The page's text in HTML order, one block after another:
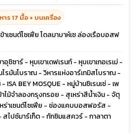
าร 17 มื้อ + บนเครื่อง
าเซนต์โซเฟีย โดลมาบาห์เซ ล่องเรือบอสฟ
ชิซาร์ - หุบเขาเดฟเรนท์ - หุบเขาเกอเรเม่ -
รมันโบราณ - วิหารแห่งอาร์เทมิสโบราณ -
BEY MOSQUE - หมู่บ้านซิเรนเซ่ - เพ
ไม้จำลองกรุงทรอย - สุเหร่าสีน้ำเงิน - จัตุ
ร่าเซนต์โซเฟีย - ช่องแคบบอสฟอรัส -
สไปซ์มาร์เก็ต - ทักซิมแสควร์ - กาลาตา